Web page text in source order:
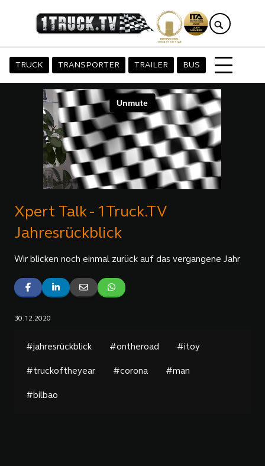
TRUCK TRANSPORTER TRAILER BUS
Xpert Talk - 1Truck.TV
Jahresrückblick
Wir blicken noch einmal zurück auf das vergangene Jahr
30.12.2020
#jahresrückblick #ontheroad #itoy
#truckoftheyear #corona #man
#bilbao